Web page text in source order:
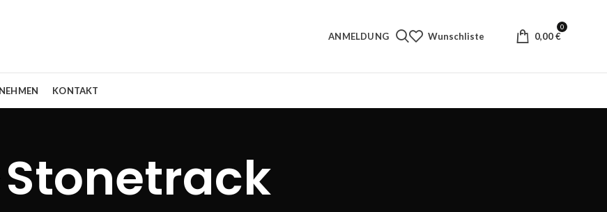
ANMELDUNG Wunschliste
0
0,00€
KONTAKT
Stonetrack